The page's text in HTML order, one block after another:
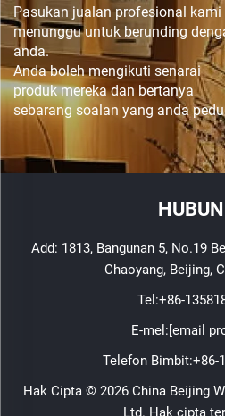
Pasukan jualan profesional kami
menunggu untuk berunding
anda.
Anda boleh mengikuti senarai
produk mereka dan bertanya
sebarang soalan yang anda
Add: 1813, Bangunan 5, No.19
Chaoyang, Beijing,
Tel:+86-
E-mel:[email
Telefon Bimbit:+86-
Hak Cipta © 2026 China Beijing
Ltd. Hak cipta